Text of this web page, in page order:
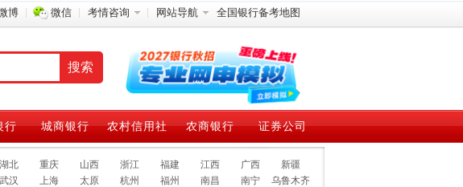
博 微信 考情咨询 网站导航 全国银行备考地图
行 城商银行 农村信用社 农商银行 证券公司
湖北 重庆 山西 浙江 福建 江西 广西
新疆
武汉 上海 太原 杭州 福州 南昌 南宁 乌鲁木齐